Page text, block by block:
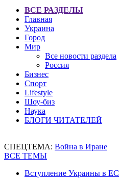
ВСЕ РАЗДЕЛЫ
Главная
Украина
Город
Мир
Все новости раздела
Россия
Бизнес
Спорт
Lifestyle
Шоу-биз
Наука
БЛОГИ ЧИТАТЕЛЕЙ
СПЕЦТЕМА: Война в Иране
ВСЕ ТЕМЫ
Вступление Украины в ЕС